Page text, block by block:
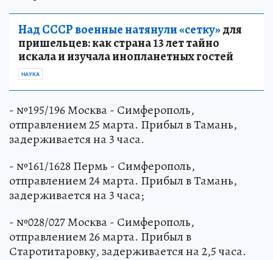
Над СССР военные натянули «сетку»для
пришельцев: как страна 13 лет тайно
искала и изучала инопланетных гостей
НАУКА
- №195/196 Москва - Симферополь,
отправлением 25 марта. Прибыл в Тамань,
задерживается на 3 часа.
- №161/1628 Пермь - Симферополь,
отправлением 24 марта. Прибыл в Тамань,
задерживается на 3 часа;
- №028/027 Москва - Симферополь,
отправлением 26 марта. Прибыл в
Старотитаровку, задерживается на 2,5 часа.